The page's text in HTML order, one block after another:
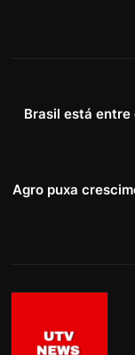
Brasil está entre
Agro puxa